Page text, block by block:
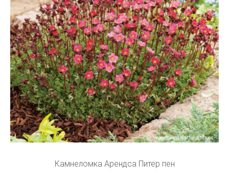
Камнеломка Арендса Питер пен